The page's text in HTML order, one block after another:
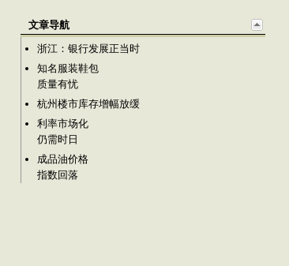
文章导航
浙江：银行发展正当时
知名服装鞋包
质量有忧
杭州楼市库存增幅放缓
利率市场化
仍需时日
成品油价格
指数回落